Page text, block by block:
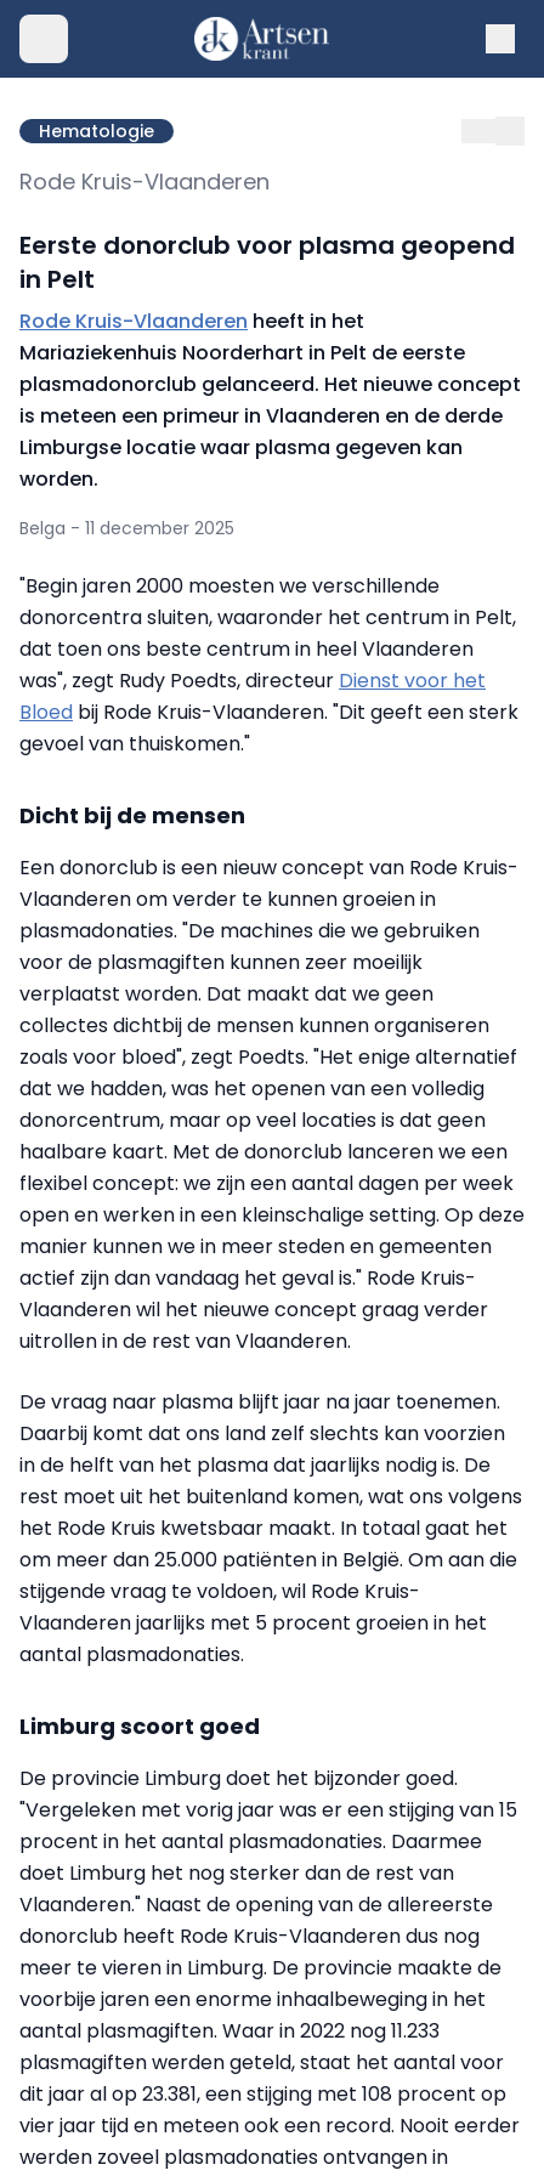
Hematologie
Rode Kruis-Vlaanderen
Eerste donorclub voor plasma geopend
in Pelt
Rode Kruis-Vlaanderen heeft in het
Mariaziekenhuis Noorderhart in Pelt de eerste
plasmadonorclub gelanceerd. Het nieuwe concept
is meteen een primeur in Vlaanderen en de derde
Limburgse locatie waar plasma gegeven kan
worden.
Belga - 11 december 2025
"Begin jaren 2000 moesten we verschillende
donorcentra sluiten, waaronder het centrum in Pelt,
dat toen ons beste centrum in heel Vlaanderen
was", zegt Rudy Poedts, directeur Dienst voor het
Bloed bij Rode Kruis-Vlaanderen. "Dit geeft een sterk
gevoel van thuiskomen."
Dicht bij de mensen
Een donorclub is een nieuw concept van Rode Kruis-
Vlaanderen om verder te kunnen groeien in
plasmadonaties. "De machines die we gebruiken
voor de plasmagiften kunnen zeer moeilijk
verplaatst worden. Dat maakt dat we geen
collectes dichtbij de mensen kunnen organiseren
zoals voor bloed", zegt Poedts. "Het enige alternatief
dat we hadden, was het openen van een volledig
donorcentrum, maar op veel locaties is dat geen
haalbare kaart. Met de donorclub lanceren we een
flexibel concept: we zijn een aantal dagen per week
open en werken in een kleinschalige setting. Op deze
manier kunnen we in meer steden en gemeenten
actief zijn dan vandaag het geval is." Rode Kruis-
Vlaanderen wil het nieuwe concept graag verder
uitrollen in de rest van Vlaanderen.
De vraag naar plasma blijft jaar na jaar toenemen.
Daarbij komt dat ons land zelf slechts kan voorzien
in de helft van het plasma dat jaarlijks nodig is. De
rest moet uit het buitenland komen, wat ons volgens
het Rode Kruis kwetsbaar maakt. In totaal gaat het
om meer dan 25.000 patiënten in België. Om aan die
stijgende vraag te voldoen, wil Rode Kruis-
Vlaanderen jaarlijks met 5 procent groeien in het
aantal plasmadonaties.
Limburg scoort goed
De provincie Limburg doet het bijzonder goed.
"Vergeleken met vorig jaar was er een stijging van 15
procent in het aantal plasmadonaties. Daarmee
doet Limburg het nog sterker dan de rest van
Vlaanderen." Naast de opening van de allereerste
donorclub heeft Rode Kruis-Vlaanderen dus nog
meer te vieren in Limburg. De provincie maakte de
voorbije jaren een enorme inhaalbeweging in het
aantal plasmagiften. Waar in 2022 nog 11.233
plasmagiften werden geteld, staat het aantal voor
dit jaar al op 23.381, een stijging met 108 procent op
vier jaar tijd en meteen ook een record. Nooit eerder
werden zoveel plasmadonaties ontvangen in